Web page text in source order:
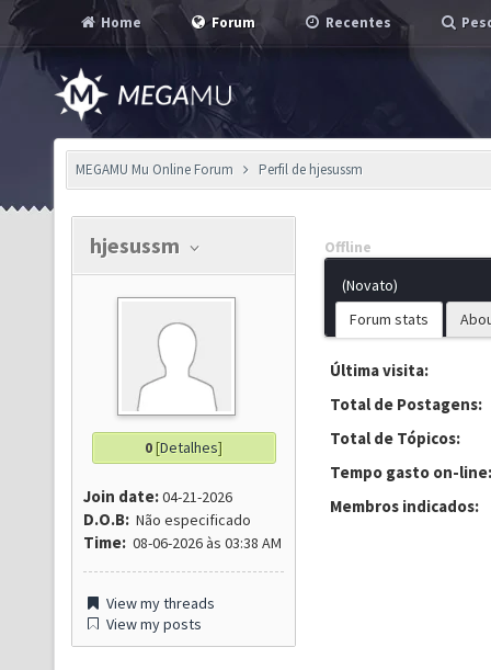
Home Forum Recentes
MEGAMU Mu Online Forum Perfil de hjesussm
hjesussm
0[Detalhes]
Join date:04-21-2026
D.O.B: Não especificado
Time: 08-06-2026 às 03:38 AM
View my threads
View my posts
Offline
(Novato)
Forum stats
Última visita:
Total de Postagens:
Total de Tópicos:
Tempo gasto on-line:
Membros indicados: